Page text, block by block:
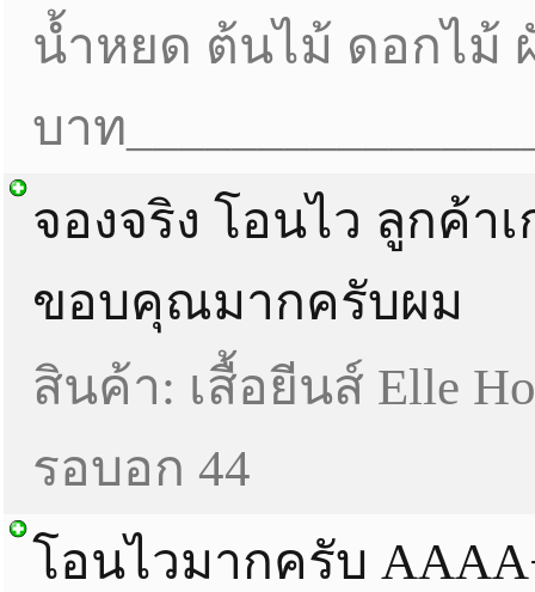
น้ำหยด ต้นไม้ ดอกไม้
บาท
จองจริง โอนไว ลูกค้า
ขอบคุณมากครับผม
สินค้า: เสื้อยีนส์ Elle
รอบอก 44
โอนไวมากครับ